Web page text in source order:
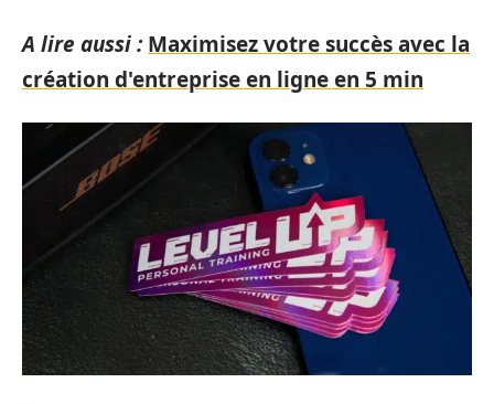
A lire aussi : Maximisez votre succès avec la
création d'entreprise en ligne en 5 min